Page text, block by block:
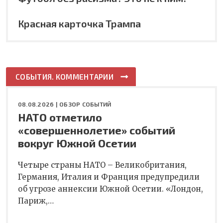
Красная карточка Трампа
СОБЫТИЯ. КОММЕНТАРИИ
08.08.2026 | ОБЗОР СОБЫТИЙ
НАТО отметило
«совершеннолетие» событий
вокруг Южной Осетии
Четыре страны НАТО – Великобритания,
Германия, Италия и Франция предупредили
об угрозе аннексии Южной Осетии. «Лондон,
Париж,…